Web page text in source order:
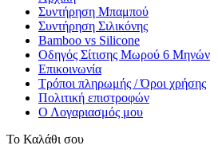
Συντήρηση Μπαμπού
Συντήρηση Σιλικόνης
Bamboo vs Silicone
Οδηγός Σίτισης Μωρού 6 Μηνών
Επικοινωνία
Τρόποι πληρωμής / Όροι χρήσης
Πολιτική επιστροφών
Ο Λογαριασμός μου
Το Καλάθι σου